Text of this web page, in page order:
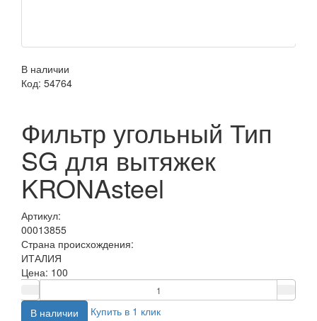
В наличии
Код: 54764
Фильтр угольный Тип
SG для вытяжек
KRONAsteel
Артикул:
00013855
Страна происхождения:
ИТАЛИЯ
Цена: 100
В наличии
Купить в 1 клик